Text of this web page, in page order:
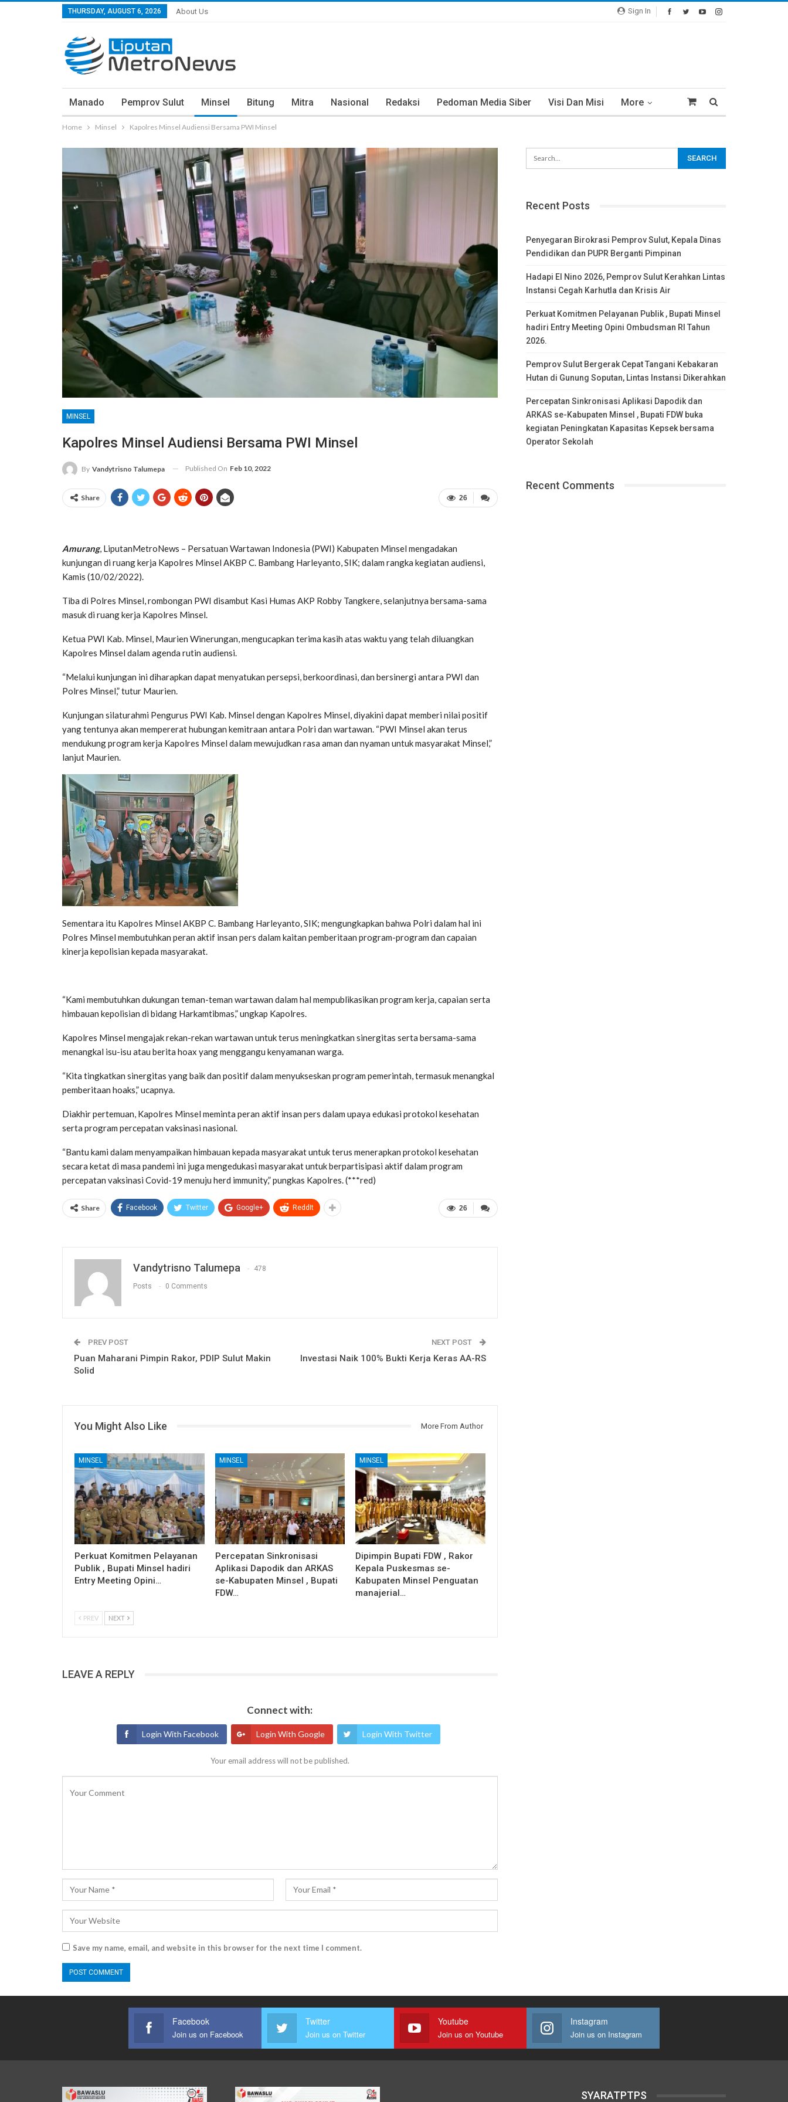
Sign In
THURSDAY, AUGUST 6, 2026 About Us
Manado Pemprov Sulut Minsel Bitung Mitra Nasional Redaksi Pedoman Media Siber Visi Dan Misi More
Home Minsel Kapolres Minsel Audiensi Bersama PWI Minsel
MINSEL
Kapolres Minsel Audiensi Bersama PWI Minsel
By Vandytrisno Talumepa Published On Feb 10, 2022
26
Share
Amurang, LiputanMetroNews – Persatuan Wartawan Indonesia (PWI) Kabupaten Minsel mengadakan
kunjungan di ruang kerja Kapolres Minsel AKBP C. Bambang Harleyanto, SIK; dalam rangka kegiatan audiensi,
Kamis (10/02/2022).
Tiba di Polres Minsel, rombongan PWI disambut Kasi Humas AKP Robby Tangkere, selanjutnya bersama-sama
masuk di ruang kerja Kapolres Minsel.
Ketua PWI Kab. Minsel, Maurien Winerungan, mengucapkan terima kasih atas waktu yang telah diluangkan
Kapolres Minsel dalam agenda rutin audiensi.
“Melalui kunjungan ini diharapkan dapat menyatukan persepsi, berkoordinasi, dan bersinergi antara PWI dan
Polres Minsel,” tutur Maurien.
Kunjungan silaturahmi Pengurus PWI Kab. Minsel dengan Kapolres Minsel, diyakini dapat memberi nilai positif
yang tentunya akan mempererat hubungan kemitraan antara Polri dan wartawan. “PWI Minsel akan terus
mendukung program kerja Kapolres Minsel dalam mewujudkan rasa aman dan nyaman untuk masyarakat Minsel,”
lanjut Maurien.
Sementara itu Kapolres Minsel AKBP C. Bambang Harleyanto, SIK; mengungkapkan bahwa Polri dalam hal ini
Polres Minsel membutuhkan peran aktif insan pers dalam kaitan pemberitaan program-program dan capaian
kinerja kepolisian kepada masyarakat.
“Kami membutuhkan dukungan teman-teman wartawan dalam hal mempublikasikan program kerja, capaian serta
himbauan kepolisian di bidang Harkamtibmas,” ungkap Kapolres.
Kapolres Minsel mengajak rekan-rekan wartawan untuk terus meningkatkan sinergitas serta bersama-sama
menangkal isu-isu atau berita hoax yang menggangu kenyamanan warga.
“Kita tingkatkan sinergitas yang baik dan positif dalam menyukseskan program pemerintah, termasuk menangkal
pemberitaan hoaks,” ucapnya.
Diakhir pertemuan, Kapolres Minsel meminta peran aktif insan pers dalam upaya edukasi protokol kesehatan
serta program percepatan vaksinasi nasional.
“Bantu kami dalam menyampaikan himbauan kepada masyarakat untuk terus menerapkan protokol kesehatan
secara ketat di masa pandemi ini juga mengedukasi masyarakat untuk berpartisipasi aktif dalam program
percepatan vaksinasi Covid-19 menuju herd immunity,” pungkas Kapolres. (***red)
26
Share Facebook Twitter Google+ ReddIt
Vandytrisno Talumepa 478
Posts 0 Comments
PREV POST
Puan Maharani Pimpin Rakor, PDIP Sulut Makin
Solid
NEXT POST
Investasi Naik 100% Bukti Kerja Keras AA-RS
You Might Also Like More From Author
MINSEL
Perkuat Komitmen Pelayanan
Publik , Bupati Minsel hadiri
Entry Meeting Opini…
MINSEL
Percepatan Sinkronisasi
Aplikasi Dapodik dan ARKAS
se-Kabupaten Minsel , Bupati
FDW…
MINSEL
Dipimpin Bupati FDW , Rakor
Kepala Puskesmas se-
Kabupaten Minsel Penguatan
manajerial…
PREV NEXT
LEAVE A REPLY
Connect with:
Login With Facebook Login With Google Login With Twitter
Your email address will not be published.
Save my name, email, and website in this browser for the next time I comment.
Recent Posts
Penyegaran Birokrasi Pemprov Sulut, Kepala Dinas
Pendidikan dan PUPR Berganti Pimpinan
Hadapi El Nino 2026, Pemprov Sulut Kerahkan Lintas
Instansi Cegah Karhutla dan Krisis Air
Perkuat Komitmen Pelayanan Publik , Bupati Minsel
hadiri Entry Meeting Opini Ombudsman RI Tahun
2026.
Pemprov Sulut Bergerak Cepat Tangani Kebakaran
Hutan di Gunung Soputan, Lintas Instansi Dikerahkan
Percepatan Sinkronisasi Aplikasi Dapodik dan
ARKAS se-Kabupaten Minsel , Bupati FDW buka
kegiatan Peningkatan Kapasitas Kepsek bersama
Operator Sekolah
Recent Comments
Facebook
Join us on Facebook
Twitter
Join us on Twitter
Youtube
Join us on Youtube
Instagram
Join us on Instagram
SYARATPTPS